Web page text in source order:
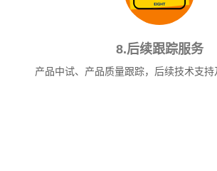
8.后续跟踪服务
产品中试、产品质量跟踪，后续技术支